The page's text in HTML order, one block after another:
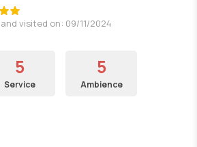
visited on: 09/11/2024
5
Service
5
Ambience